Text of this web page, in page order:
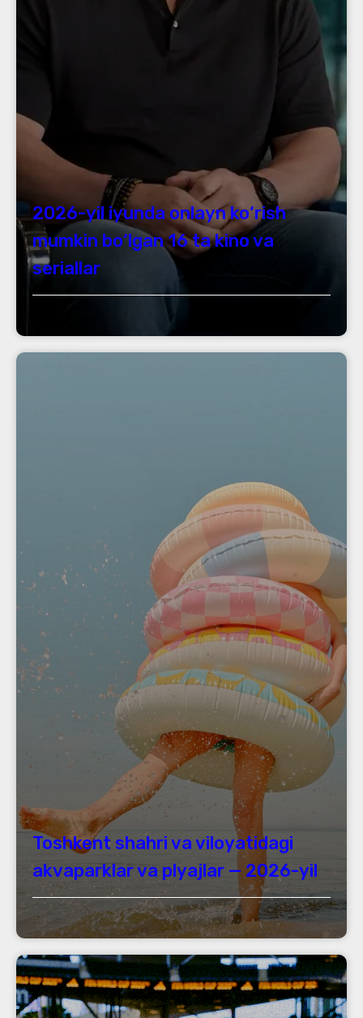
2026-yil iyunda onlayn ko‘rish
mumkin bo‘lgan 16 ta kino va
seriallar
Toshkent shahri va viloyatidagi
akvaparklar va plyajlar — 2026-yil